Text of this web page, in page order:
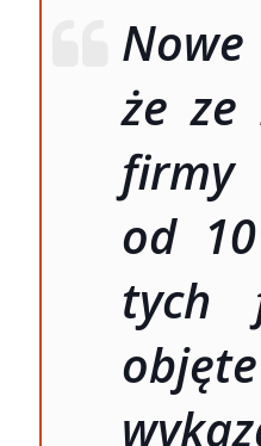
że ze
firmy
od
tych